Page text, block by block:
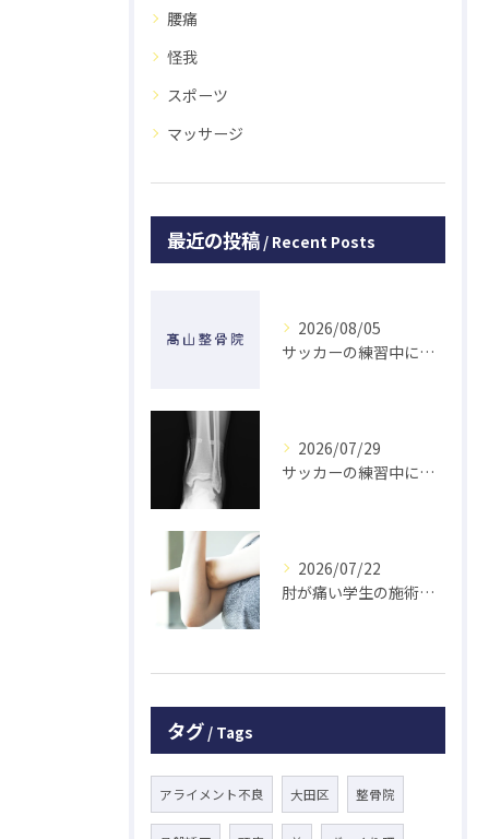
腰痛
怪我
スポーツ
マッサージ
最近の投稿 Recent Posts
2026/08/05
サッカーの練習中に指を突き指して怪我した学生の初回対応と施術 大鳥居にある整骨院
2026/07/29
サッカーの練習中に足の怪我をした学生の初回対応と施術 大鳥居にある整骨院
2026/07/22
肘が痛い学生の施術 大鳥居にある整骨院
タグ Tags
アライメント不良 大田区 整骨院